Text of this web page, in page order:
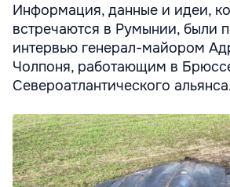
Информация, данные и идеи,
встречаются в Румынии, были
интервью генерал-майором
Чолпоня, работающим в
Североатлантического